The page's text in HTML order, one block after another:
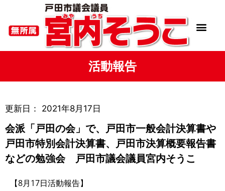
活動報告
更新日： 2021年8月17日
会派「戸田の会」で、戸田市一般会計決算書や
戸田市特別会計決算書、戸田市決算概要報告書
などの勉強会 戸田市議会議員宮内そうこ
【8月17日活動報告】